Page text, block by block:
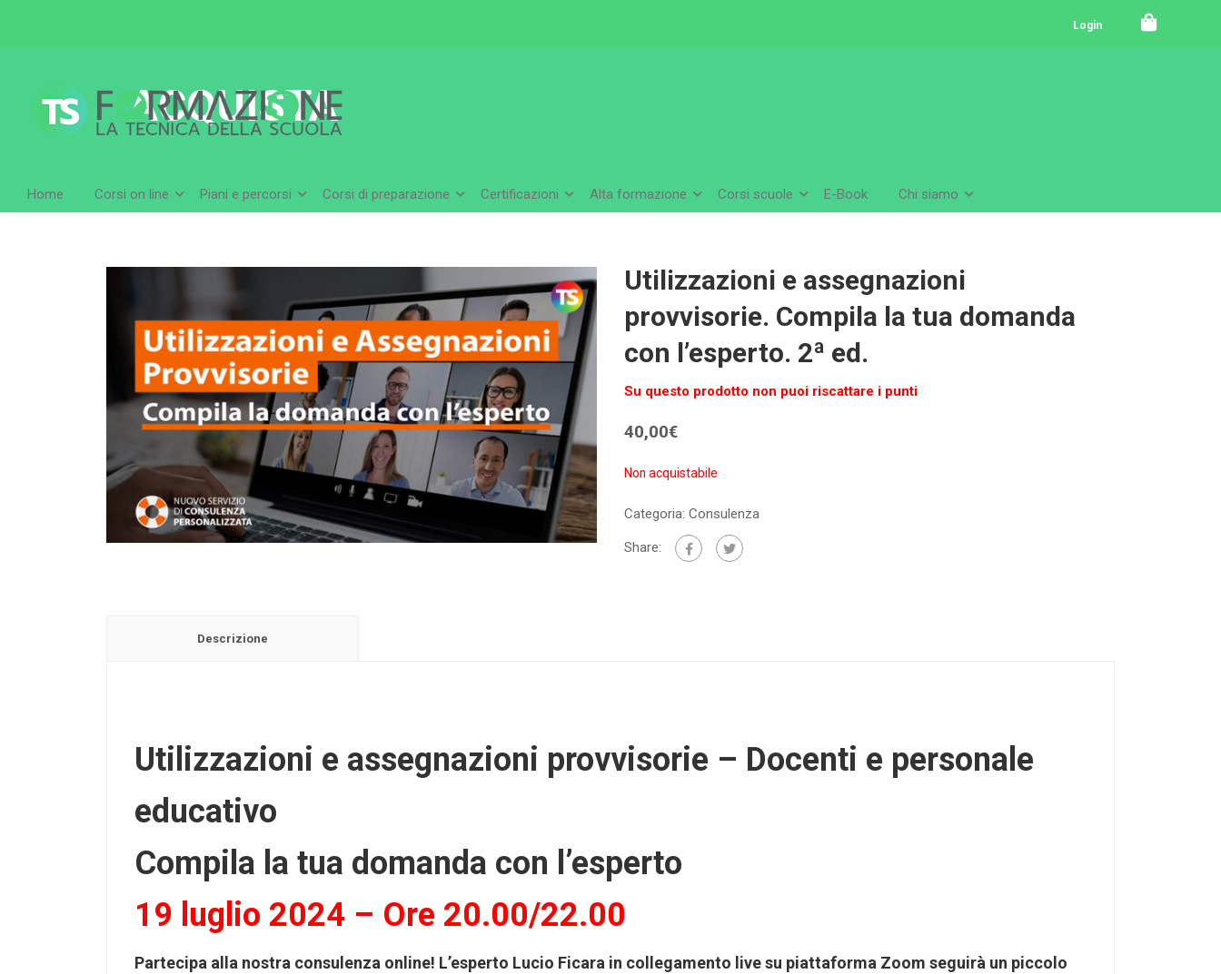
Login
Home Corsi on line Piani e percorsi Corsi di preparazione Certificazioni Alta formazione Corsi scuole E-Book Chi siamo
ACQUISTA
Utilizzazioni e assegnazioni
provvisorie. Compila la tua domanda
con l’esperto. 2ª ed.
Su questo prodotto non puoi riscattare i punti
40,00€
Non acquistabile
Categoria: Consulenza
Share:
Descrizione
Utilizzazioni e assegnazioni provvisorie – Docenti e personale
educativo
Compila la tua domanda con l’esperto
19 luglio 2024 – Ore 20.00/22.00
Partecipa alla nostra consulenza online! L’esperto Lucio Ficara in collegamento live su piattaforma Zoom seguirà un piccolo